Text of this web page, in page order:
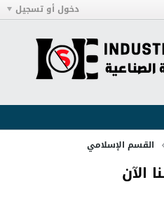
دخول أو تسجيل
القسم الإسلامي
الآن